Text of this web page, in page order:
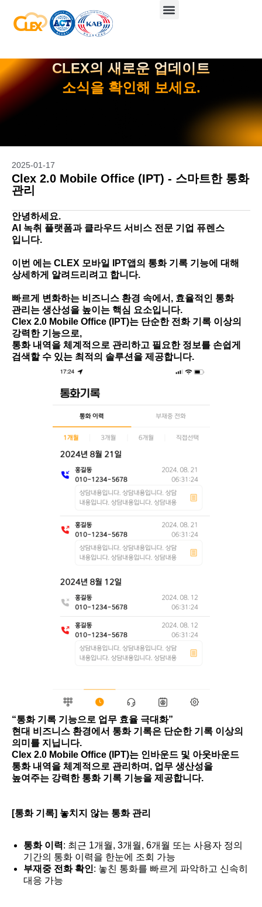
CLEX의 새로운 업데이트
소식을 확인해 보세요.
2025-01-17
Clex 2.0 Mobile Office (IPT) - 스마트한 통화
관리
안녕하세요.
AI 녹취 플랫폼과 클라우드 서비스 전문 기업 퓨렌스
입니다.
이번 에는 CLEX 모바일 IPT앱의 통화 기록 기능에 대해
상세하게 알려드리려고 합니다.
빠르게 변화하는 비즈니스 환경 속에서, 효율적인 통화
관리 는 생산성을 높이는 핵심 요소입니다.
Clex 2.0 Mobile Office (IPT)는 단순한 전화 기록 이상의
강력한 기능으로,
통화 내역을 체계적으로 관리하고 필요한 정보를 손쉽게
검색할 수 있는 최적의 솔루션을 제공합니다.
“통화 기록 기능으로 업무 효율 극대화”
현대 비즈니스 환경에서 통화 기록은 단순한 기록 이상의
의미를 지닙니다.
Clex 2.0 Mobile Office (IPT)는 인바운드 및 아웃바운드
통화 내역을 체계적으로 관리하며, 업무 생산성을
높여주는 강력한 통화 기록 기능을 제공합니다.
[통화 기록] 놓치지 않는 통화 관리
통화 이력: 최근 1개월, 3개월, 6개월 또는 사용자 정의
기간의 통화 이력을 한눈에 조회 가능
부재중 전화 확인: 놓친 통화를 빠르게 파악하고 신속히
대응 가능